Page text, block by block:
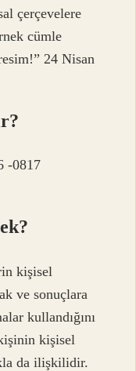
çerçevelere
cümle
24 Nisan
-0817
kişisel
ve sonuçlara
kullandığını
kişisel
da ilişkilidir.